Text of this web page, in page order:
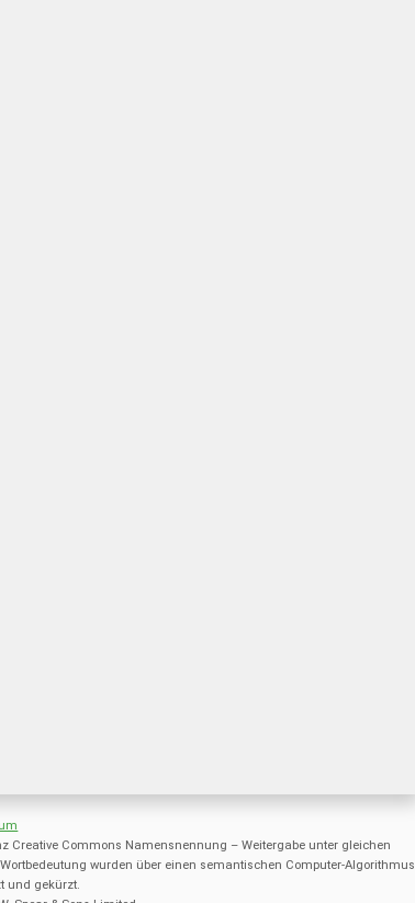
Creative Commons Namensnennung – Weitergabe unter gleichen
wurden über einen semantischen Computer-Algorithmus
und gekürzt.